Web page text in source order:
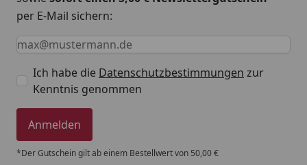
per E-Mail sichern:
Keine Eingabe erforderlich
Eingabe erforderlich
E-Mail *
Ich habe die Datenschutzbestimmungen zur
Kenntnis genommen
Anmelden
*Der Gutschein gilt ab einem Bestellwert von 50,00 €